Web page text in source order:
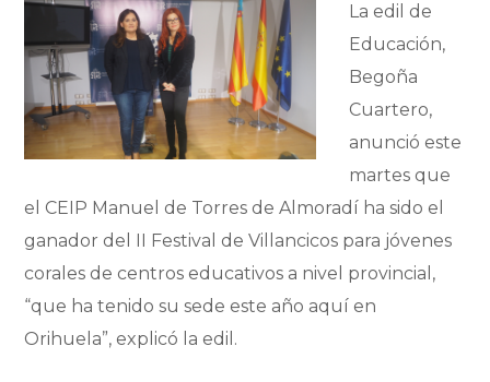
La edil de
Educación,
Begoña
Cuartero,
anunció este
martes que
el CEIP Manuel de Torres de Almoradí ha sido el
ganador del II Festival de Villancicos para jóvenes
corales de centros educativos a nivel provincial,
“que ha tenido su sede este año aquí en
Orihuela”, explicó la edil.